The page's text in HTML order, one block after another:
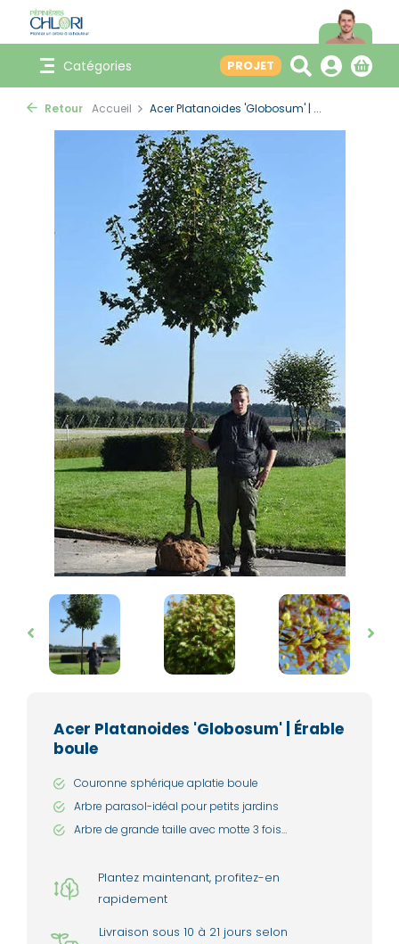
Catégories PROJET
Retour Accueil Acer Platanoides 'Globosum' | ...
Acer Platanoides 'Globosum' | Érable
boule
Couronne sphérique aplatie boule
Arbre parasol-idéal pour petits jardins
Arbre de grande taille avec motte 3 fois
Plantez maintenant, profitez-en
rapidement
Livraison sous 10 à 21 jours selon